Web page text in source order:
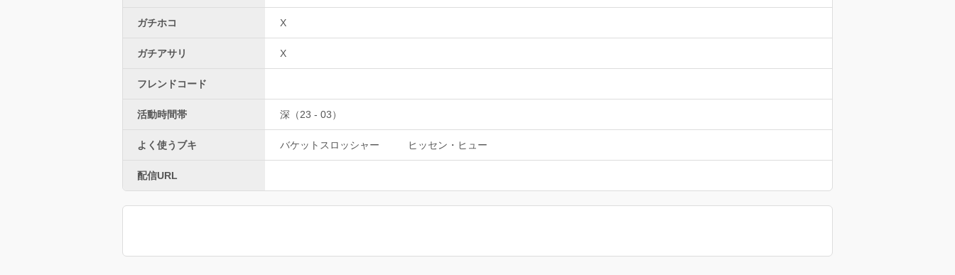
ガチホコ X
ガチアサリ X
フレンドコード
活動時間帯 深（23 - 03）
よく使うブキ バケットスロッシャー ヒッセン・ヒュー
配信URL